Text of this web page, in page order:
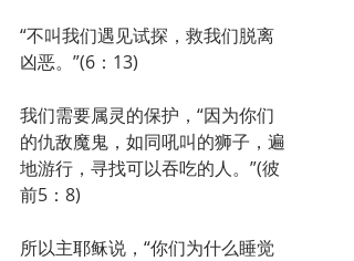
“不叫我们遇见试探，救我们脱离
凶恶。”(6：13)
我们需要属灵的保护，“因为你们
的仇敌魔鬼，如同吼叫的狮子，遍
地游行，寻找可以吞吃的人。”(彼
前5：8)
所以主耶稣说，“你们为什么睡觉